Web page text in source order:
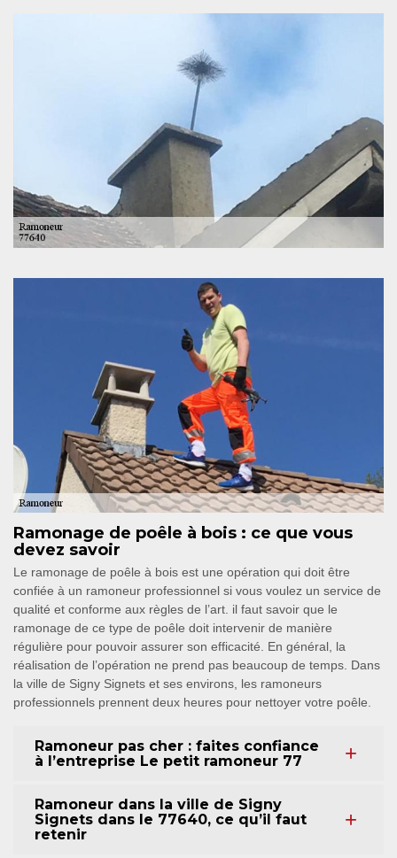
Ramonage de poêle à bois : ce que vous
devez savoir
Le ramonage de poêle à bois est une opération qui doit être
confiée à un ramoneur professionnel si vous voulez un service de
qualité et conforme aux règles de l’art. il faut savoir que le
ramonage de ce type de poêle doit intervenir de manière
régulière pour pouvoir assurer son efficacité. En général, la
réalisation de l’opération ne prend pas beaucoup de temps. Dans
la ville de Signy Signets et ses environs, les ramoneurs
professionnels prennent deux heures pour nettoyer votre poêle.
Ramoneur pas cher : faites confiance
à l’entreprise Le petit ramoneur 77
Ramoneur dans la ville de Signy
Signets dans le 77640, ce qu’il faut
retenir